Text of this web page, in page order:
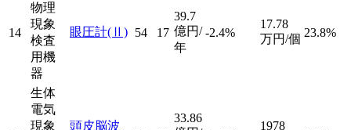
14
物理
現象
検査
用機
器
眼圧計(Ⅱ) 54 17
39.7
億円/
年
-2.4%
17.78
万円/個 23.8%
生体
電気
現象
頭皮脳波
33.86
1978